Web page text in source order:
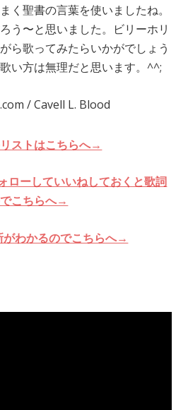
く聖書の言葉を使いましたね。
う〜と思いました。ビリーホリ
ら歌ってみたらいかがでしょう
い方は無理だと思います。^^;
/ Cavell L. Blood
ストはこちらへ→
ローしていいねしておくと歌詞
こちらへ→
わかるのでこちらへ→